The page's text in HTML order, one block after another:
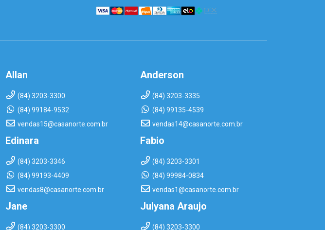
Allan
(84) 3203-3300
(84) 99184-9532
vendas15@casanorte.com.br
Anderson
(84) 3203-3335
(84) 99135-4539
vendas14@casanorte.com.br
Edinara
(84) 3203-3346
(84) 99193-4409
vendas8@casanorte.com.br
Fabio
(84) 3203-3301
(84) 99984-0834
vendas1@casanorte.com.br
Jane
(84) 3203-3300
Julyana Araujo
(84) 3203-3300